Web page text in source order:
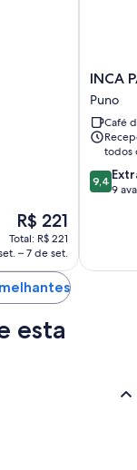
O
preço
é
R$ 221
R$ 221
Total: R$ 221
– 7 de set.
INCA
PALACE
Puno
INCA
Puno
Café
todos
9.4
de
9,4
9
esta